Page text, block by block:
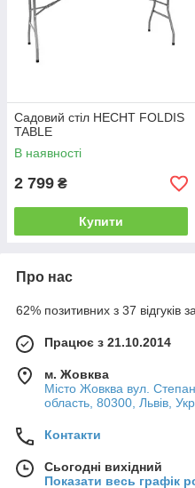
Садовий стіл HECHT FOLDIS
TABLE
В наявності
2 799 ₴
Купити
Про нас
62% позитивних з 37 відгуків
Працює з 21.10.2014
м. Жовква
Місто Жовква вул.
область, 80300, Львів,
Контакти
Сьогодні вихідний
Показати весь графік